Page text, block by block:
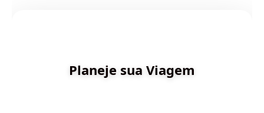
Planeje sua Viagem